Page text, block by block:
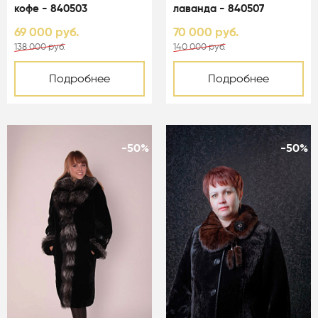
кофе - 840503
69 000 руб.
138 000 руб.
Подробнее
лаванда - 840507
70 000 руб.
140 000 руб.
Подробнее
-50% -50%